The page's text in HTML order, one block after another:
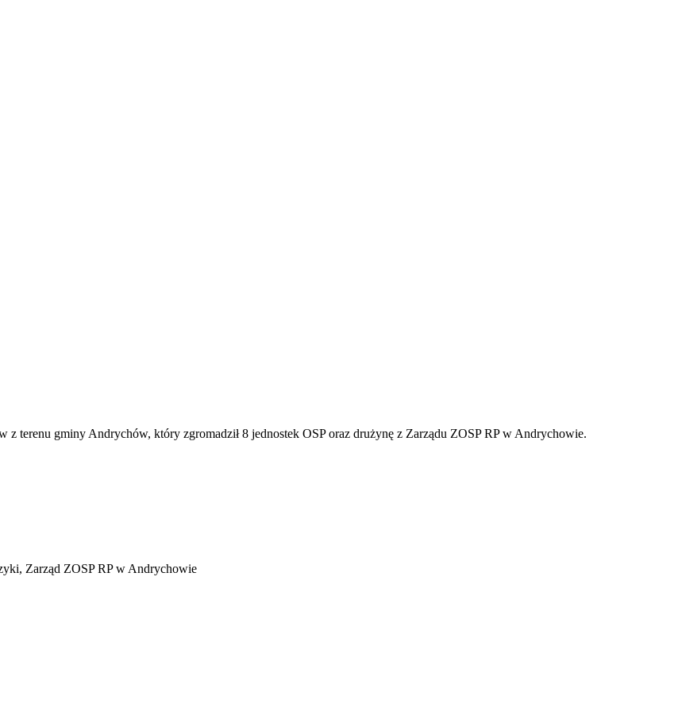
terenu gminy Andrychów, który zgromadził 8 jednostek OSP oraz drużynę z Zarządu ZOSP RP w Andrychowie.
Zarząd ZOSP RP w Andrychowie